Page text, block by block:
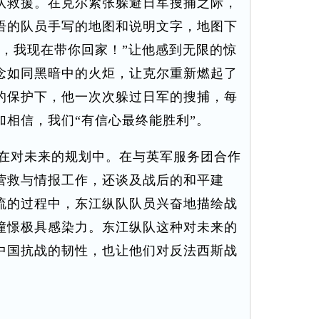
队员手写的地图和说明文字，地图下
我现在带你回家！”让他感到无限的惊
同黑暗中的火炬，让克尔重新燃起了
护下，他一次次躲过日军的搜捕，每
信，我们“有信心最终能胜利”。
未来的规划中。在与英军服务团合作
与情报工作，还谈及战后的和平建
过程中，东江纵队队员兴奋地描绘战
极具感染力。东江纵队这种对未来的
抗战的韧性，也让他们对反法西斯战